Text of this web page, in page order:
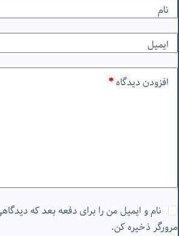
نام
ایمیل
افزودن دیدگاه*
نام و ایمیل من را برای دفعه بعد که
مرورگر ذخیره کن.